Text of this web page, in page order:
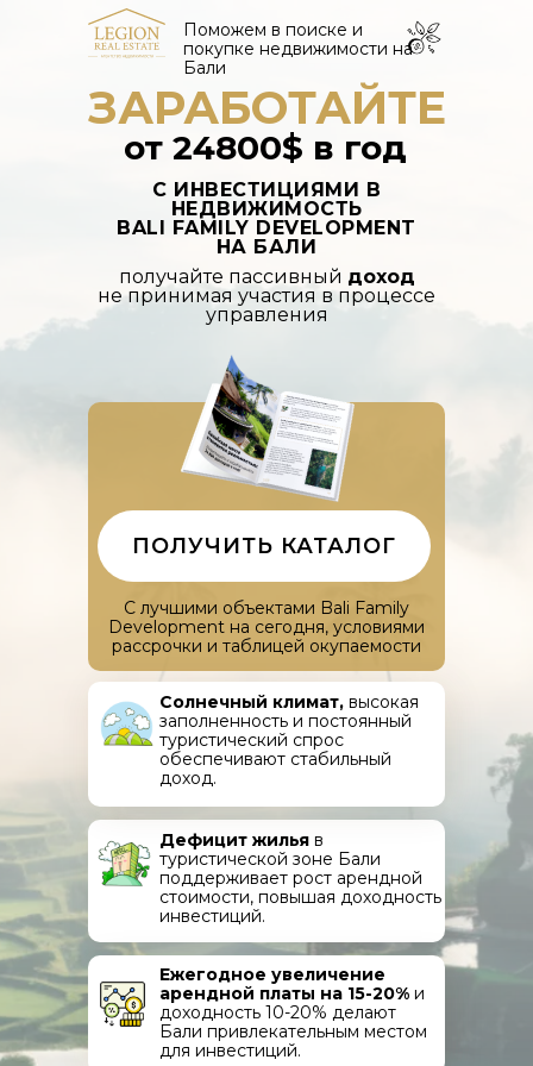
получайте пассивный доход
не принимая участия в процессе
управления
ПОЛУЧИТЬ КАТАЛОГ
С ИНВЕСТИЦИЯМИ В
НЕДВИЖИМОСТЬ
BALI FAMILY DEVELOPMENT
НА БАЛИ
Поможем в поиске и
покупке недвижимости на
Бали
Солнечный климат, высокая
заполненность и постоянный
туристический спрос
обеспечивают стабильный
доход.
Дефицит жилья в
туристической зоне Бали
поддерживает рост арендной
стоимости, повышая доходность
инвестиций.
Ежегодное увеличение
арендной платы на 15-20% и
доходность 10-20% делают
Бали привлекательным местом
для инвестиций.
С лучшими объектами Bali Family
Development на сегодня, условиями
рассрочки и таблицей окупаемости
от24800$ в год
ЗАРАБОТАЙТЕ